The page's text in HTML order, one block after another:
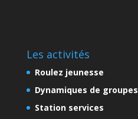
Les activités
Roulez jeunesse
Dynamiques de groupes
Station services